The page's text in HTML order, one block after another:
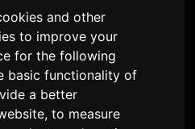
and other
to improve your
for the following
basic functionality of
a better
,to measure
avslører
til